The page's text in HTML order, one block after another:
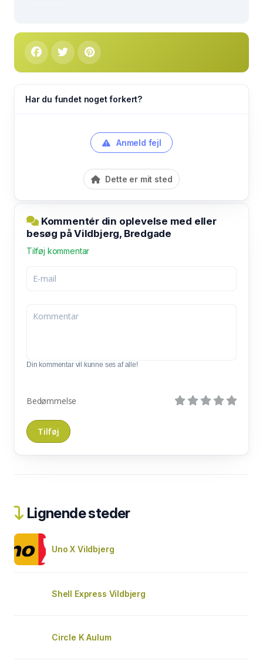
Har du fundet noget forkert?
Anmeld fejl
Dette er mit sted
Kommentér din oplevelse med eller
besøg på Vildbjerg, Bredgade
Tilføj kommentar
Din kommentar vil kunne ses af alle!
Bedømmelse
Lignende steder
Uno X Vildbjerg
Shell Express Vildbjerg
Circle K Aulum